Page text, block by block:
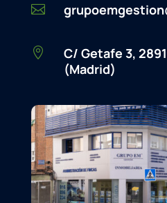


C/ Getafe 3,
(Madrid)